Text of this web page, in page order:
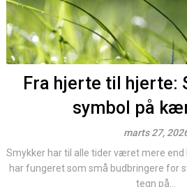
Fra hjerte til hjerte:
symbol på
marts 27,
Smykker har til alle tider været mere end
har fungeret som små budbringere for
tegn på...